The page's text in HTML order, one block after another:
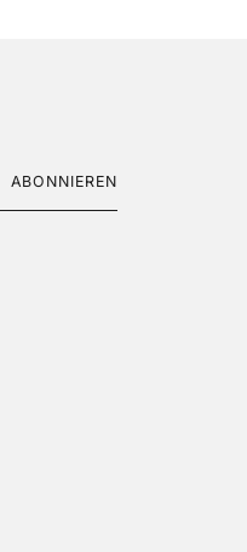
ABONNIEREN